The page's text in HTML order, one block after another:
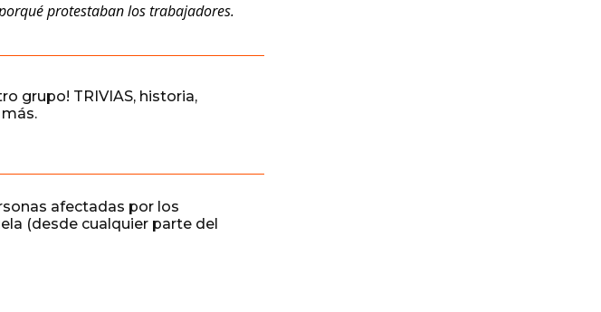
protestaban los trabajadores.
grupo! TRIVIAS, historia,
afectadas por los
(desde cualquier parte del